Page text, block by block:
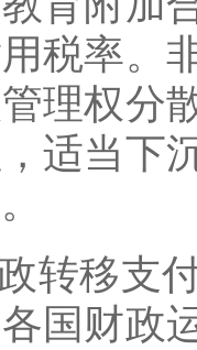
税率。
理权分
适当下
转移支
国财政